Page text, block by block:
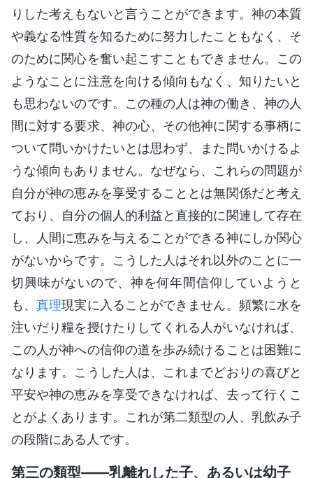
りした考えもないと言うことができます。神の本質
や義なる性質を知るために努力したこともなく、そ
のために関心を奮い起こすこともできません。この
ようなことに注意を向ける傾向もなく、知りたいと
も思わないのです。この種の人は神の働き、神の人
間に対する要求、神の心、その他神に関する事柄に
ついて問いかけたいとは思わず、また問いかけるよ
うな傾向もありません。なぜなら、これらの問題が
自分が神の恵みを享受することとは無関係だと考え
ており、自分の個人的利益と直接的に関連して存在
し、人間に恵みを与えることができる神にしか関心
がないからです。こうした人はそれ以外のことに一
切興味がないので、神を何年間信仰していようと
も、真理現実に入ることができません。頻繁に水を
注いだり糧を授けたりしてくれる人がいなければ、
この人が神への信仰の道を歩み続けることは困難に
なります。こうした人は、これまでどおりの喜びと
平安や神の恵みを享受できなければ、去って行くこ
とがよくあります。これが第二類型の人、乳飲み子
の段階にある人です。
第三の類型――乳離れした子、あるいは幼子